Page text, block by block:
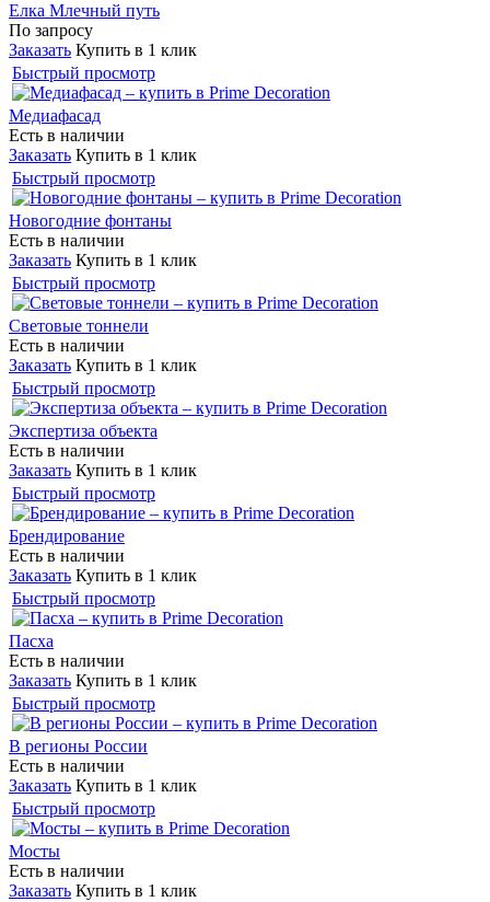
Елка Млечный путь
По запросу
Заказать Купить в 1 клик
Быстрый просмотр
Медиафасад
Есть в наличии
Заказать Купить в 1 клик
Быстрый просмотр
Новогодние фонтаны
Есть в наличии
Заказать Купить в 1 клик
Быстрый просмотр
Световые тоннели
Есть в наличии
Заказать Купить в 1 клик
Быстрый просмотр
Экспертиза объекта
Есть в наличии
Заказать Купить в 1 клик
Быстрый просмотр
Брендирование
Есть в наличии
Заказать Купить в 1 клик
Быстрый просмотр
Пасха
Есть в наличии
Заказать Купить в 1 клик
Быстрый просмотр
В регионы России
Есть в наличии
Заказать Купить в 1 клик
Быстрый просмотр
Мосты
Есть в наличии
Заказать Купить в 1 клик